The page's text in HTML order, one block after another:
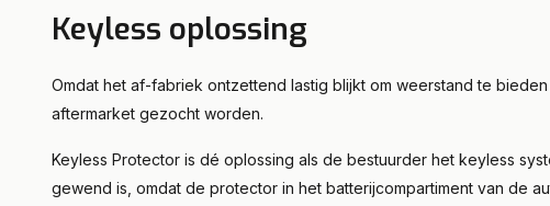
Keyless oplossing
Omdat het af-fabriek ontzettend lastig blijkt om weerstand te
aftermarket gezocht worden.
Keyless Protector is dé oplossing als de bestuurder het keyless
gewend is, omdat de protector in het batterijcompartiment van de